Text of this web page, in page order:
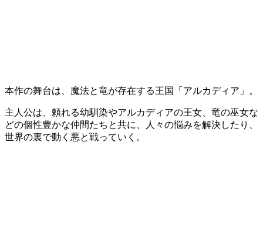
本作の舞台は、魔法と竜が存在する王国 「アルカディア」 。
主人公は、頼れる幼馴染やアルカディアの王女、竜の巫女な
どの個性豊かな仲間たちと共に、
人々の悩みを解決したり、
世界の裏で動く悪と戦っていく 。